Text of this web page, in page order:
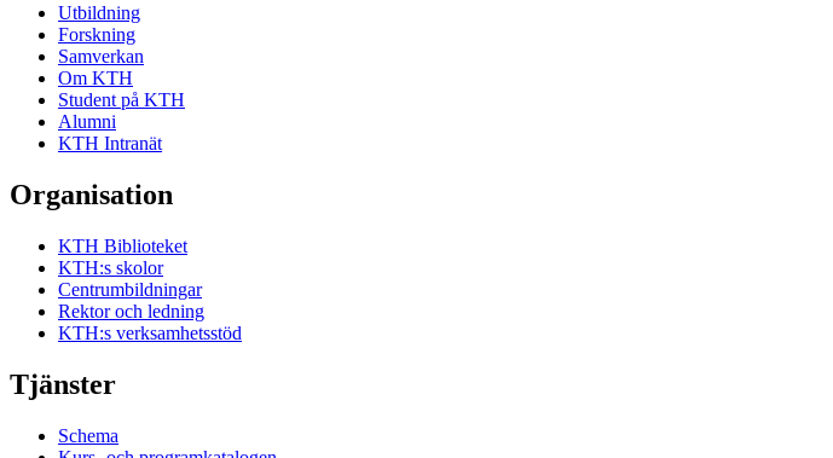
Utbildning
Forskning
Samverkan
Om KTH
Student på KTH
Alumni
KTH Intranät
Organisation
KTH Biblioteket
KTH:s skolor
Centrumbildningar
Rektor och ledning
KTH:s verksamhetsstöd
Tjänster
Schema